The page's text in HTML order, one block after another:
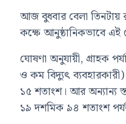
আজ বুধবার বেলা তিনটায়
কক্ষে আনুষ্ঠানিকভাবে এই
ঘোষণা অনুযায়ী, গ্রাহক
ও কম বিদ্যুৎ ব্যবহারকারী)
১৫ শতাংশ। আর অন্যান্য
১৯ দশমিক ৯৪ শতাংশ